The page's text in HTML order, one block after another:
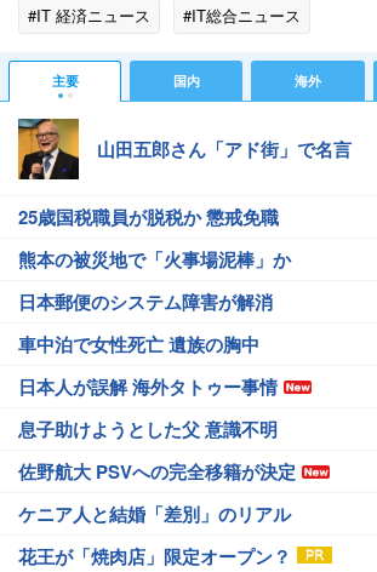
#IT 経済ニュース #IT総合ニュース
主要 国内 海外
山田五郎さん「アド街」で名言
25歳国税職員が脱税か 懲戒免職
熊本の被災地で「火事場泥棒」か
日本郵便のシステム障害が解消
車中泊で女性死亡 遺族の胸中
日本人が誤解 海外タトゥー事情
息子助けようとした父 意識不明
佐野航大 PSVへの完全移籍が決定
ケニア人と結婚「差別」のリアル
花王が「焼肉店」限定オープン？